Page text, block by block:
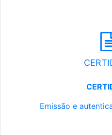
Emissão e